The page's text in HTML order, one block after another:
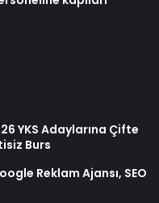
YKS Adaylarına Çifte
Burs
Reklam Ajansı, SEO